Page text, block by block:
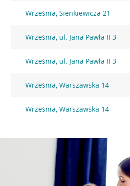
Września, Sienkiewicza 21
Września, ul. Jana Pawła II 3
Września, ul. Jana Pawła II 3
Września, Warszawska 14
Września, Warszawska 14